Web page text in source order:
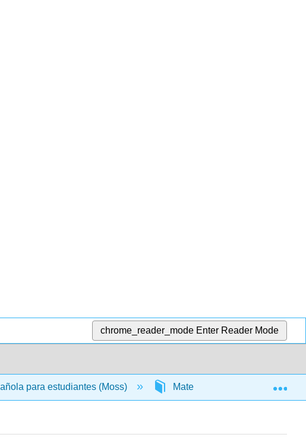
chrome_reader_mode Enter Reader Mode
para estudiantes (Moss) Materia Frontal